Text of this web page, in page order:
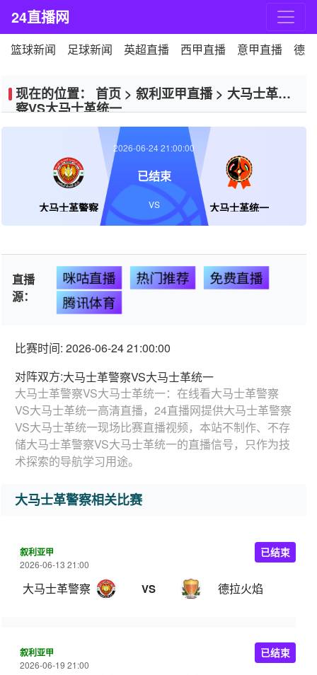
24直播网
篮球新闻 足球新闻 英超直播 西甲直播 意甲直播 德
现在的位置： 首页 > 叙利亚甲直播> 大马士革警
察VS大马士革统一
大马士革警察 大马士革统一
2026-06-24 21:00:00
已结束
VS
直播
源：
咪咕直播 热门推荐
免费直播
腾讯体育
比赛时间: 2026-06-24 21:00:00
对阵双方:大马士革警察VS大马士革统一
大马士革警察VS大马士革统一：在线看大马士革警察
VS大马士革统一高清直播，24直播网提供大马士革警察
VS大马士革统一现场比赛直播视频，本站不制作、不存
储大马士革警察VS大马士革统一的直播信号，只作为技
术探索的导航学习用途。
大马士革警察相关比赛
叙利亚甲
2026-06-13 21:00
大马士革警察 VS 德拉火焰
已结束
叙利亚甲
2026-06-19 21:00
已结束